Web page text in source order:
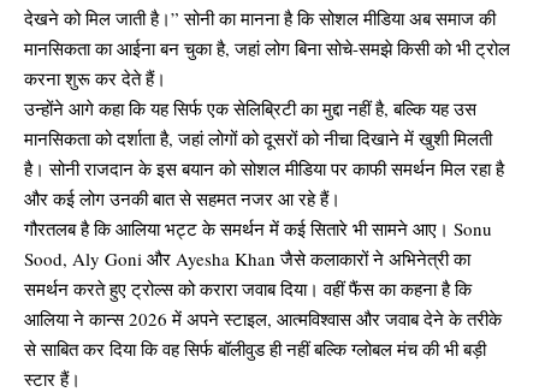
देखने को मिल जाती है।” सोनी का मानना है कि सोशल मीडिया अब समाज की
मानसिकता का आईना बन चुका है, जहां लोग बिना सोचे-समझे किसी को भी ट्रोल
करना शुरू कर देते हैं।
उन्होंने आगे कहा कि यह सिर्फ एक सेलिब्रिटी का मुद्दा नहीं है, बल्कि यह उस
मानसिकता को दर्शाता है, जहां लोगों को दूसरों को नीचा दिखाने में खुशी मिलती
है। सोनी राजदान के इस बयान को सोशल मीडिया पर काफी समर्थन मिल रहा है
और कई लोग उनकी बात से सहमत नजर आ रहे हैं।
गौरतलब है कि आलिया भट्ट के समर्थन में कई सितारे भी सामने आए। Sonu
Sood, Aly Goni और Ayesha Khan जैसे कलाकारों ने अभिनेत्री का
समर्थन करते हुए ट्रोल्स को करारा जवाब दिया। वहीं फैंस का कहना है कि
आलिया ने कान्स 2026 में अपने स्टाइल, आत्मविश्वास और जवाब देने के तरीके
से साबित कर दिया कि वह सिर्फ बॉलीवुड ही नहीं बल्कि ग्लोबल मंच की भी बड़ी
स्टार हैं।